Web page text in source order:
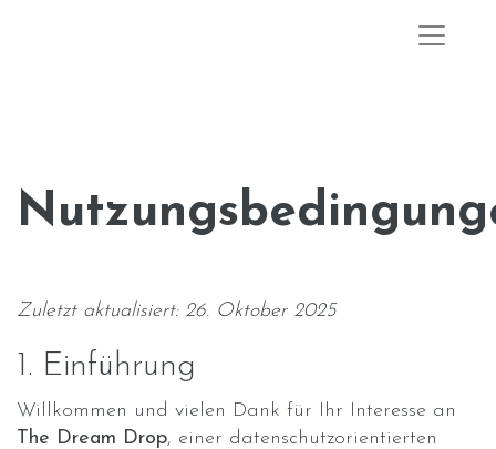
Zuletzt aktualisiert: 26. Oktober 2025
1. Einführung
Willkommen und vielen Dank für Ihr Interesse an
The Dream Drop, einer datenschutzorientierten